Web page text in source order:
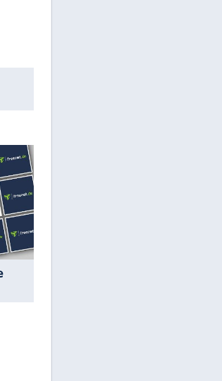
schaut zu:
Auftritte auf dem
Teppich